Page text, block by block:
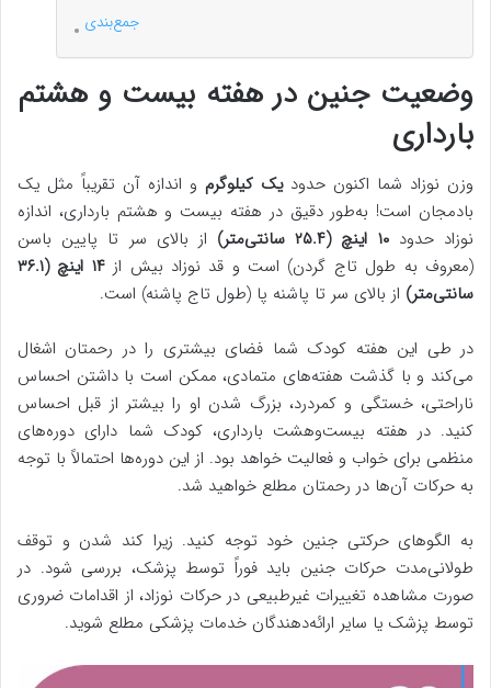
جمع‌بندی
وضعیت جنین در هفته بیست و هشتم
بارداری
وزن نوزاد شما اکنون حدودیک کیلوگرم و اندازه آن تقریباً مثل یک
بادمجان است! به‌طور دقیق در هفته بیست و هشتم بارداری، اندازه
نوزاد حدود۱۰ اینچ (۲۵.۴ سانتی‌متر)
از بالای سر تا پایین باسن
(معروف به طول تاج گردن) است و قد نوزاد بیش از
۱۴ اینچ (۳۶.۱
سانتی‌متر) از بالای سر تا پاشنه پا (طول تاج پاشنه) است.
در طی این هفته کودک شما فضای بیشتری را در رحمتان اشغال
می‌کند و با گذشت هفته‌های متمادی، ممکن است با داشتن احساس
ناراحتی، خستگی و کمردرد، بزرگ شدن او را بیشتر از قبل احساس
کنید. در هفته بیست‌وهشت بارداری، کودک شما دارای دوره‌های
منظمی برای خواب و فعالیت خواهد بود. از این دوره‌ها احتمالاً با توجه
به حرکات آن‌ها در رحمتان مطلع خواهید شد.
به الگوهای حرکتی جنین خود توجه کنید. زیرا کند شدن و توقف
طولانی‌مدت حرکات جنین باید فوراً توسط پزشک، بررسی شود. در
صورت مشاهده تغییرات غیرطبیعی در حرکات نوزاد، از اقدامات ضروری
توسط پزشک یا سایر ارائه‌دهندگان خدمات پزشکی مطلع شوید.